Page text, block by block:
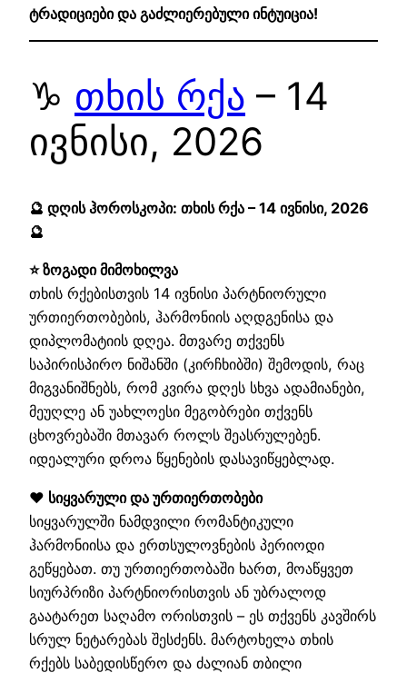
ტრადიციები და გაძლიერებული ინტუიცია!
♑ თხის რქა – 14
ივნისი, 2026
🔮 დღის ჰოროსკოპი: თხის რქა – 14 ივნისი, 2026
🔮
⭐ ზოგადი მიმოხილვა
თხის რქებისთვის 14 ივნისი პარტნიორული
ურთიერთობების, ჰარმონიის აღდგენისა და
დიპლომატიის დღეა. მთვარე თქვენს
საპირისპირო ნიშანში (კირჩხიბში) შემოდის, რაც
მიგვანიშნებს, რომ კვირა დღეს სხვა ადამიანები,
მეუღლე ან უახლოესი მეგობრები თქვენს
ცხოვრებაში მთავარ როლს შეასრულებენ.
იდეალური დროა წყენების დასავიწყებლად.
❤️ სიყვარული და ურთიერთობები
სიყვარულში ნამდვილი რომანტიკული
ჰარმონიისა და ერთსულოვნების პერიოდი
გეწყებათ. თუ ურთიერთობაში ხართ, მოაწყვეთ
სიურპრიზი პარტნიორისთვის ან უბრალოდ
გაატარეთ საღამო ორისთვის – ეს თქვენს კავშირს
სრულ ნეტარებას შესძენს. მარტოხელა თხის
რქებს საბედისწერო და ძალიან თბილი